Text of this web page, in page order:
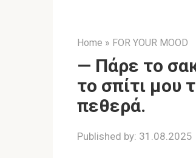
Home » FOR YOUR MOOD
— Πάρε το
το σπίτι μου
πεθερά.
Published by: 31.08.2025